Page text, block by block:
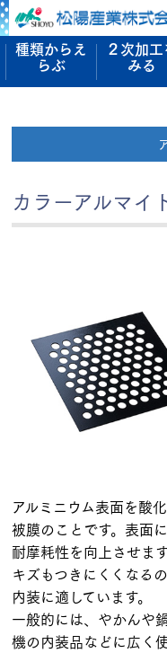
種類からえ
らぶ
２次加工
みる
カラーアルマイ
アルミニウム表面を酸
被膜のことです。表面
耐摩耗性を向上させま
キズもつきにくくなる
内装に適しています。
一般的には、やかんや
機の内装品などに広く